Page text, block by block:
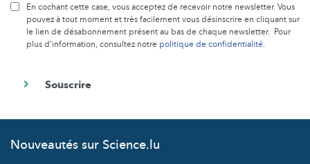
En cochant cette case, vous acceptez de recevoir notre newsletter. Vous
pouvez à tout moment et très facilement vous désinscrire en cliquant sur
le lien de désabonnement présent au bas de chaque newsletter. Pour
plus d’information, consultez notre politique de confidentialité.
Nouveautés sur Science.lu